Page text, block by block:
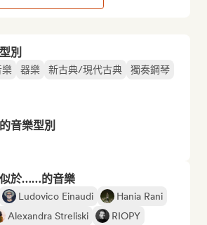
別
樂 器樂 新古典/現代古典 獨奏鋼琴
音樂型別
於……的音樂
Ludovico Einaudi
Hania Rani
Alexandra Streliski
RIOPY